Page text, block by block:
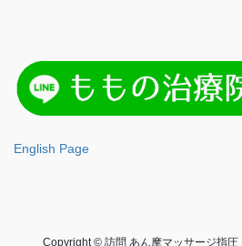
English Page
Copyright © 訪問 あん摩マッサージ指